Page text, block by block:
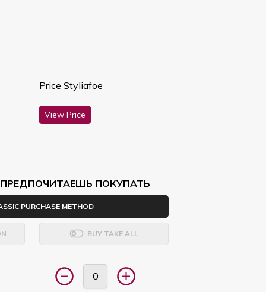
Price Styliafoe
View Price
ПОКУПАТЬ
PURCHASE METHOD
BUY TAKE ALL